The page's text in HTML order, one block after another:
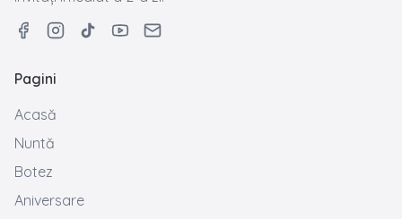
invitați imediat a 2-a zi.
Pagini
Acasă
Nuntă
Botez